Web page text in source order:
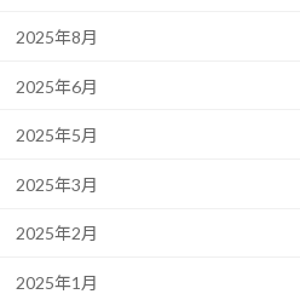
2025年8月
2025年6月
2025年5月
2025年3月
2025年2月
2025年1月